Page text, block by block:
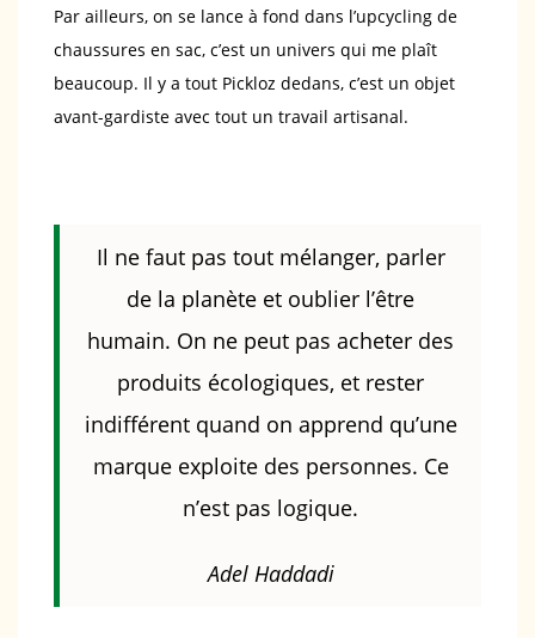
Par ailleurs, on se lance à fond dans l’upcycling de
chaussures en sac, c’est un univers qui me plaît
beaucoup. Il y a tout Pickloz dedans, c’est un objet
avant-gardiste avec tout un travail artisanal.
Il ne faut pas tout mélanger, parler
de la planète et oublier l’être
humain. On ne peut pas acheter des
produits écologiques, et rester
indifférent quand on apprend qu’une
marque exploite des personnes. Ce
n’est pas logique.
Adel Haddadi